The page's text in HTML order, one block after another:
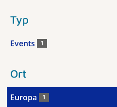
Typ
Events 1
Ort
Europa 1